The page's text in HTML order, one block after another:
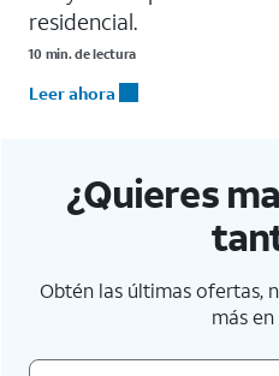
residencial.
10 min. de lectura
Leer ahora
¿Quieres
Obtén las últimas ofertas,
más en